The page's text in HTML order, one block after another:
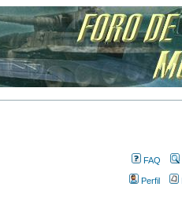
FAQ
Perfil